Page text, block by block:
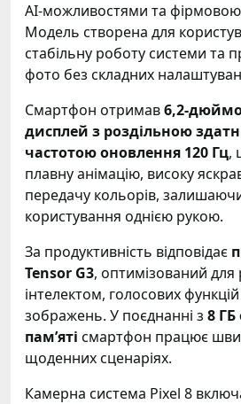
AI-можливостями та
Модель створена для
стабільну роботу системи та
фото без складних
Смартфон отримав6,2-
дисплей з роздільною
частотою оновлення 120 Гц,
плавну анімацію, високу
передачу кольорів,
користування однією рукою.
За продуктивність відповідає
Tensor G3, оптимізований
інтелектом, голосових
зображень. У поєднанні з 8 ГБ
пам’яті смартфон працює
щоденних сценаріях.
Камерна система Pixel 8